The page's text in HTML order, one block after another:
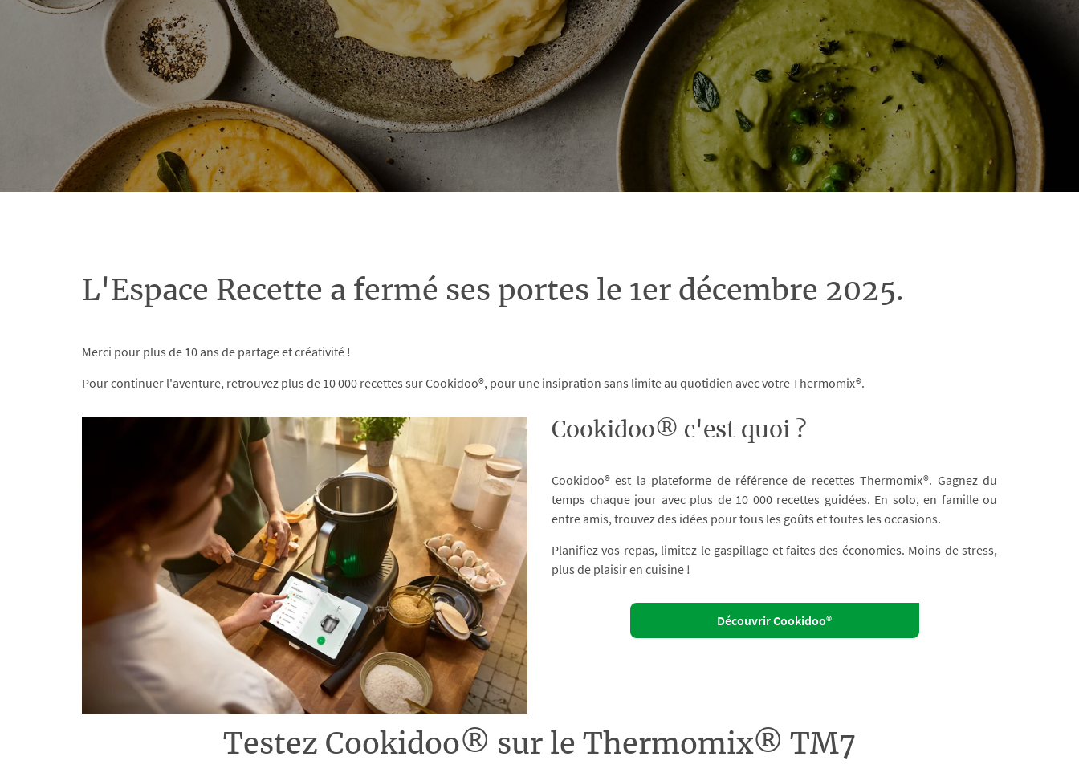
L'Espace Recette a fermé ses portes le 1er décembre 2025.
Merci pour plus de 10 ans de partage et créativité !
Pour continuer l'aventure, retrouvez plus de 10 000 recettes sur Cookidoo®, pour une insipration sans limite au quotidien avec votre Thermomix®.
Cookidoo® c'est quoi ?
Cookidoo® est la plateforme de référence de recettes Thermomix®. Gagnez du
temps chaque jour avec plus de 10 000 recettes guidées. En solo, en famille ou
entre amis, trouvez des idées pour tous les goûts et toutes les occasions.
Planifiez vos repas, limitez le gaspillage et faites des économies. Moins de stress,
plus de plaisir en cuisine !
Découvrir Cookidoo®
Testez Cookidoo® sur le Thermomix® TM7